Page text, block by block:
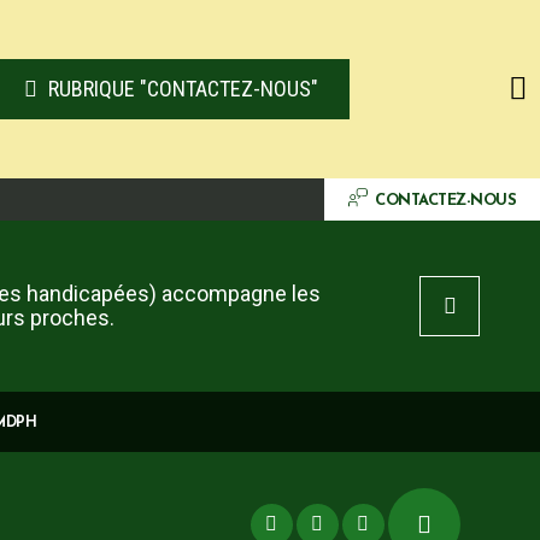
RUBRIQUE "CONTACTEZ-NOUS"
CONTACTEZ-NOUS
handicapées) accompagne les
proches.